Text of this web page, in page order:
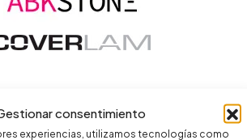
consentimiento
experiencias, utilizamos tecnologías como